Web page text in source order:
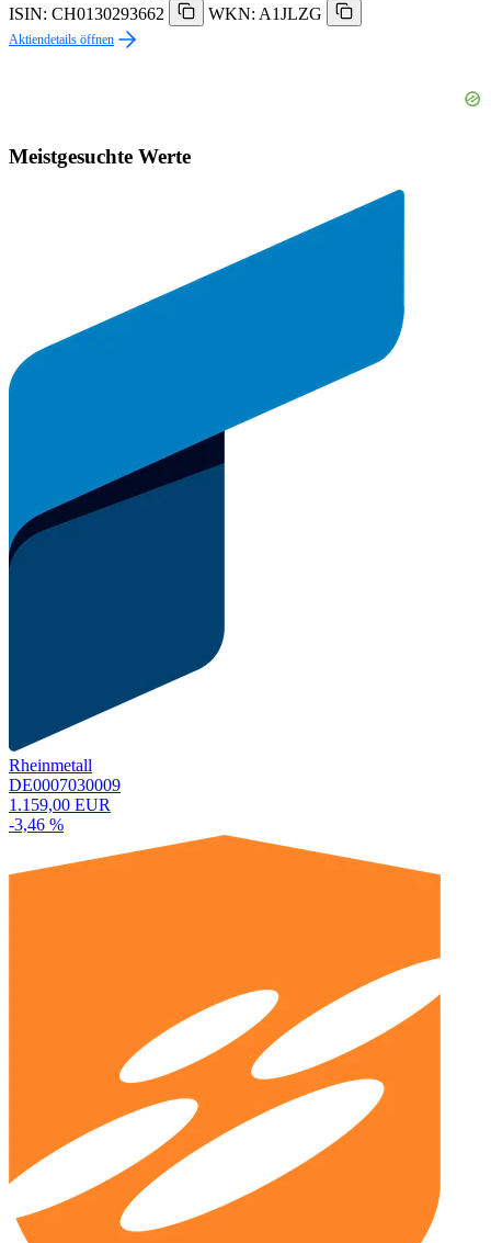
ISIN: CH0130293662
WKN: A1JLZG
Aktiendetails öffnen
Meistgesuchte Werte
Rheinmetall
DE0007030009
1.159,00 EUR
-3,46 %